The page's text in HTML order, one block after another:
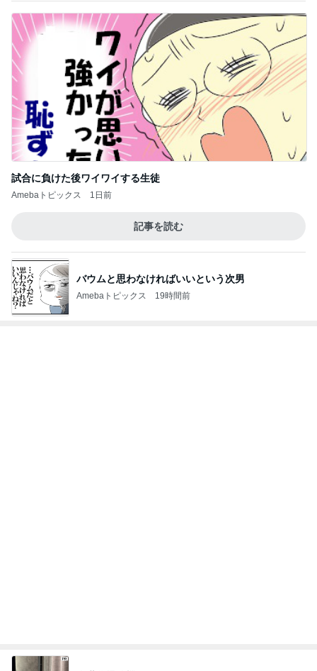
試合に負けた後ワイワイする生徒
Amebaトピックス 1日前
記事を読む
バウムと思わなければいいという次男
Amebaトピックス 19時間前